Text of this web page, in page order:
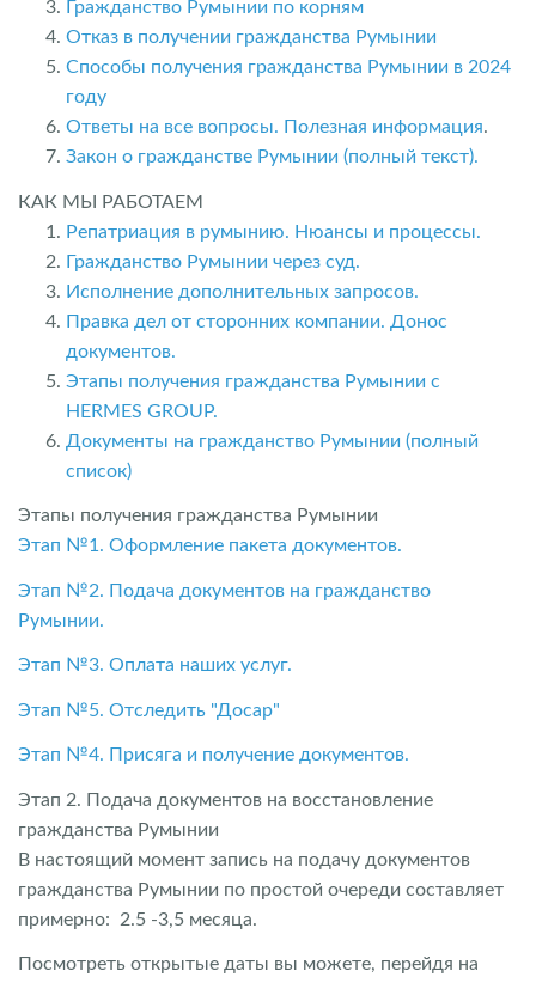
Гражданство Румынии по корням
Отказ в получении гражданства Румынии
Способы получения гражданства Румынии в 2024
году
Ответы на все вопросы. Полезная информация.
Закон о гражданстве Румынии (полный текст).
КАК МЫ РАБОТАЕМ
Репатриация в румынию. Нюансы и процессы.
Гражданство Румынии через суд.
Исполнение дополнительных запросов.
Правка дел от сторонних компании. Донос
документов.
Этапы получения гражданства Румынии с
HERMES GROUP.
Документы на гражданство Румынии (полный
список)
Этапы получения гражданства Румынии
Этап №1. Оформление пакета документов.
Этап №2. Подача документов на гражданство
Румынии.
Этап №3. Оплата наших услуг.
Этап №5. Отследить "Досар"
Этап №4. Присяга и получение документов.
Этап 2. Подача документов на восстановление
гражданства Румынии
В настоящий момент запись на подачу документов
гражданства Румынии по простой очереди составляет
примерно: 2.5 -3,5 месяца.
Посмотреть открытые даты вы можете, перейдя на